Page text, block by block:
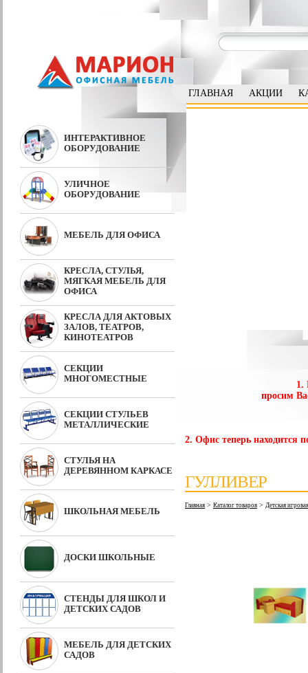
ГЛАВНАЯ АКЦИИ
ИНТЕРАКТИВНОЕ
ОБОРУДОВАНИЕ
УЛИЧНОЕ
ОБОРУДОВАНИЕ
МЕБЕЛЬ ДЛЯ ОФИСА
КРЕСЛА, СТУЛЬЯ,
МЯГКАЯ МЕБЕЛЬ ДЛЯ
ОФИСА
КРЕСЛА ДЛЯ АКТОВЫХ
ЗАЛОВ, ТЕАТРОВ,
КИНОТЕАТРОВ
СЕКЦИИ
МНОГОМЕСТНЫЕ
СЕКЦИИ СТУЛЬЕВ
МЕТАЛЛИЧЕСКИЕ
СТУЛЬЯ НА
ДЕРЕВЯННОМ КАРКАСЕ
ШКОЛЬНАЯ МЕБЕЛЬ
ДОСКИ ШКОЛЬНЫЕ
СТЕНДЫ ДЛЯ ШКОЛ И
ДЕТСКИХ САДОВ
МЕБЕЛЬ ДЛЯ ДЕТСКИХ
САДОВ
1.
просим
2. Офис теперь находится
ГУЛЛИВЕР
Главная > Каталог товаров > Детская